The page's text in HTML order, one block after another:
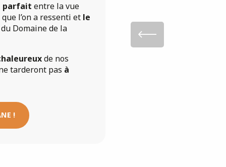
parfait entre la vue
que l’on a ressenti et le
Domaine de la
de nos
tarderont pas à
!